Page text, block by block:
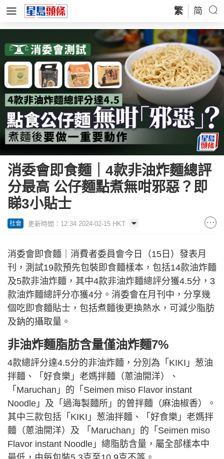
繁 简
消委會即食麵｜4款非油炸麵總評
分最高 公仔麵點煮無咁邪惡？即
睇3小貼士
社會 更新時間：12:34 2024-02-15 HKT
消委會即食麵｜消費者委員會今日（15日）發表月
刊，測試19款預先包裝即食麵樣本，包括14款油炸麵
及5款非油炸麵，其中4款非油炸麵總評分獲4.5分，3
款油炸麵總評分亦獲4分。消委會在月刊中，分享幾
個吃即食麵貼士，包括煮麵後更換熱水，可減少脂肪
及鈉的攝取量。
非油炸麵脂肪含量僅油炸麵7%
4款總評分達4.5分的非油炸麵，分別為「KIKI」葱油
拌麵、「好食樂」老媽拌麵（蔥油開洋）、
「Maruchan」的「Seimen miso Flavor instant
Noodle」及「過海製麵所」的曾拌麵（麻油椒香）。
其中三款包括「KIKI」葱油拌麵、「好食樂」老媽拌
麵（蔥油開洋）及 「Maruchan」的「Seimen miso
Flavor instant Noodle」總脂肪含量，屬全部樣本中